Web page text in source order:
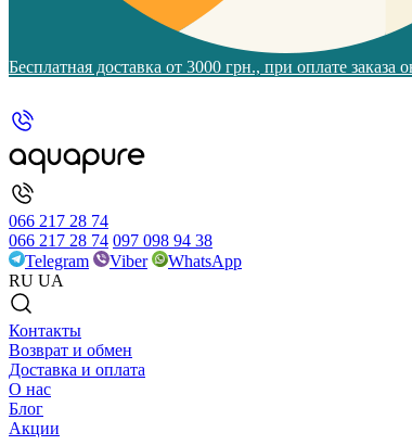
Бесплатная доставка от 3000 грн., при оплате
066 217 28 74
066 217 28 74 097 098 94 38
Telegram
Viber
WhatsApp
RU UA
Контакты
Возврат и обмен
Доставка и оплата
О нас
Блог
Акции